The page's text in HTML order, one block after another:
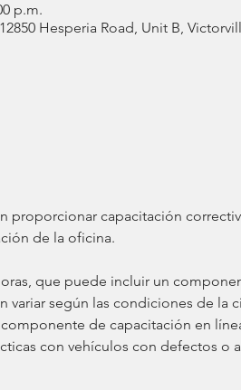
p.m.
Hesperia Road, Unit B,
de la oficina.
variar según las condiciones de la
de capacitación en
con vehículos con defectos o